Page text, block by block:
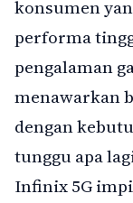
konsumen
performa
pengalaman
menawarkan
dengan
tunggu apa
Infinix 5G